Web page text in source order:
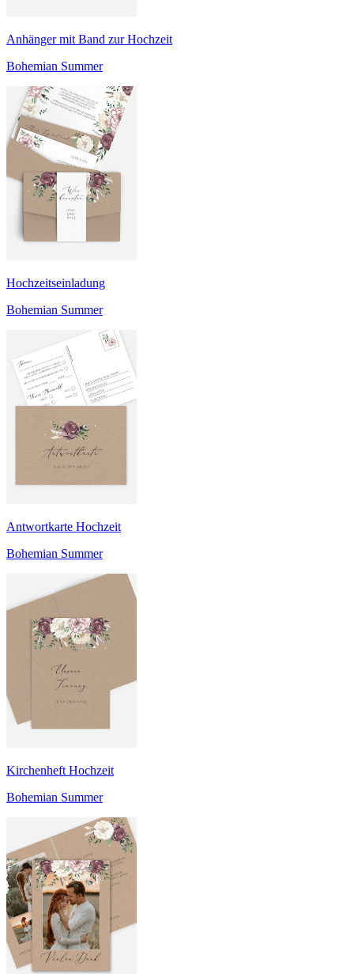
Anhänger mit Band zur Hochzeit
Bohemian Summer
Hochzeitseinladung
Bohemian Summer
Antwortkarte Hochzeit
Bohemian Summer
Kirchenheft Hochzeit
Bohemian Summer